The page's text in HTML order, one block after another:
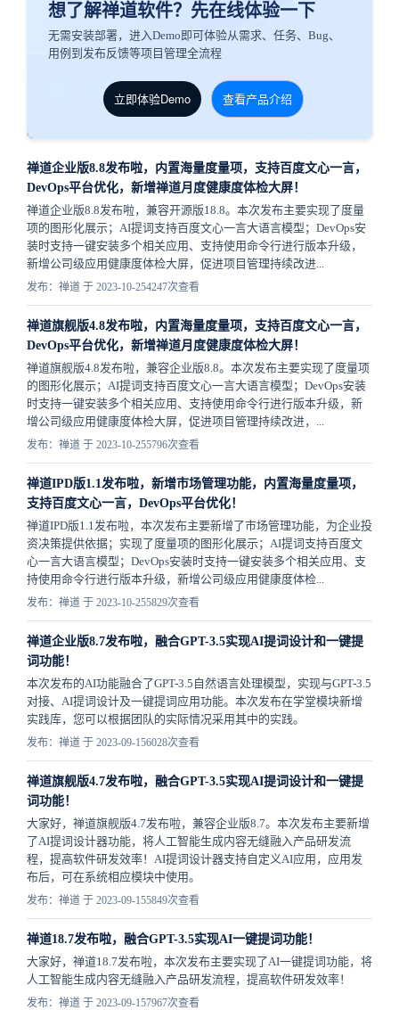
想了解禅道软件？先在线体验一下
无需安装部署，进入Demo即可体验从需求、任务、Bug、
用例到发布反馈等项目管理全流程
立即体验Demo 查看产品介绍
禅道企业版8.8发布啦，内置海量度量项，支持百度文心一言，
DevOps平台优化，新增禅道月度健康度体检大屏！
禅道企业版8.8发布啦，兼容开源版18.8。本次发布主要实现了度量
项的图形化展示；AI提词支持百度文心一言大语言模型；DevOps安
装时支持一键安装多个相关应用、支持使用命令行进行版本升级，
新增公司级应用健康度体检大屏，促进项目管理持续改进...
发布：禅道 于 2023-10-254247次查看
禅道旗舰版4.8发布啦，内置海量度量项，支持百度文心一言，
DevOps平台优化，新增禅道月度健康度体检大屏！
禅道旗舰版4.8发布啦，兼容企业版8.8。本次发布主要实现了度量项
的图形化展示；AI提词支持百度文心一言大语言模型；DevOps安装
时支持一键安装多个相关应用、支持使用命令行进行版本升级，新
增公司级应用健康度体检大屏，促进项目管理持续改进，...
发布：禅道 于 2023-10-255796次查看
禅道IPD版1.1发布啦，新增市场管理功能，内置海量度量项，
支持百度文心一言，DevOps平台优化！
禅道IPD版1.1发布啦，本次发布主要新增了市场管理功能，为企业投
资决策提供依据；实现了度量项的图形化展示；AI提词支持百度文
心一言大语言模型；DevOps安装时支持一键安装多个相关应用、支
持使用命令行进行版本升级，新增公司级应用健康度体检...
发布：禅道 于 2023-10-255829次查看
禅道企业版8.7发布啦，融合GPT-3.5实现AI提词设计和一键提
词功能！
本次发布的AI功能融合了GPT-3.5自然语言处理模型，实现与GPT-3.5
对接、AI提词设计及一键提词应用功能。本次发布在学堂模块新增
实践库，您可以根据团队的实际情况采用其中的实践。
发布：禅道 于 2023-09-156028次查看
禅道旗舰版4.7发布啦，融合GPT-3.5实现AI提词设计和一键提
词功能！
大家好，禅道旗舰版4.7发布啦，兼容企业版8.7。本次发布主要新增
了AI提词设计器功能，将人工智能生成内容无缝融入产品研发流
程，提高软件研发效率！AI提词设计器支持自定义AI应用，应用发
布后，可在系统相应模块中使用。
发布：禅道 于 2023-09-155849次查看
禅道18.7发布啦，融合GPT-3.5实现AI一键提词功能！
大家好，禅道18.7发布啦，本次发布主要实现了AI一键提词功能，将
人工智能生成内容无缝融入产品研发流程，提高软件研发效率！
发布：禅道 于 2023-09-157967次查看